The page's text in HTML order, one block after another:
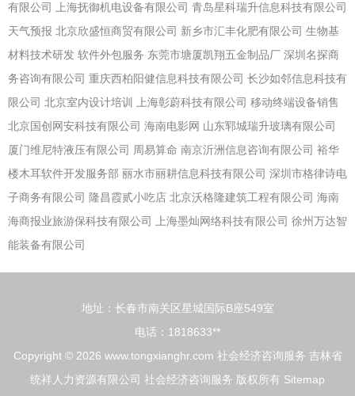
有限公司
上海抚御机电设备有限公司 青岛星科瑞升信息科技有限公司
天气预报 北京欣盛恒商贸有限公司 新乡市汇丰化肥有限公司 生物基
材料技术研发 软件外包服务 东莞市塘厦凯翔五金制品厂 深圳名探商
务咨询有限公司 重庆西柏阳健信息科技有限公司 长沙如邻信息科技有
限公司 北京室内设计培训 上海彰蔚科技有限公司 移动终端设备销售
北京国创网安科技有限公司 海南电影网 山东郓城瑞升玻璃有限公司
厦门维尼特液压有限公司
周易算命 南京沂洲信息咨询有限公司 裕华
楼木耳软件开发服务部 丽水市丽耕信息科技有限公司 深圳市格律诗电
子商务有限公司 隆昌霞贰小吃店 北京沃格隆建筑工程有限公司 海南
海商报业旅游保科技有限公司
上海墨灿网络科技有限公司 徐州万达智
能装备有限公司
地址：长春市南关区星城国际B座549室
电话：1818633**
Copyright © 2026 www.tongxianghr.com 社会经济咨询服务 吉林省
统祥人力资源有限公司 社会经济咨询服务 版权所有 Sitemap